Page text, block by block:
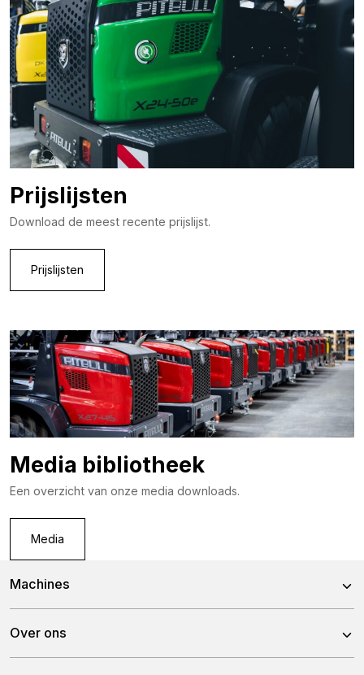
Prijslijsten
Download de meest recente prijslijst.
Prijslijsten
Media bibliotheek
Een overzicht van onze media downloads.
Media
Machines
Over ons